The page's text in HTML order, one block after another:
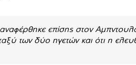
επίσης στον
των δύο ηγετών και ότι η